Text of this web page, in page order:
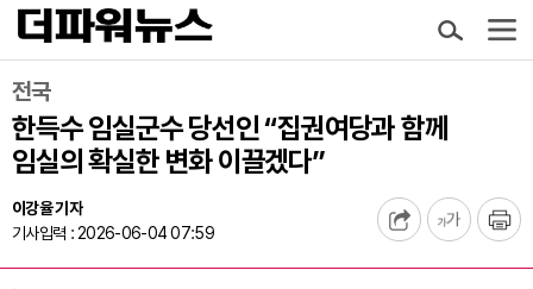
전국
한득수 임실군수 당선인 “집권여당과 함께
임실의 확실한 변화 이끌겠다”
이강율 기자
기사입력 : 2026-06-04 07:59